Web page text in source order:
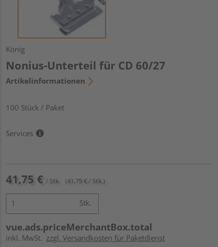
König
Nonius-Unterteil für CD 60/27
Artikelinformationen
100 Stück / Paket
Services
41,75 € / Stk. (41,75 € / Stk.)
Stk.
vue.ads.priceMerchantBox.total
inkl. MwSt. zzgl. Versandkosten für Paketdienst